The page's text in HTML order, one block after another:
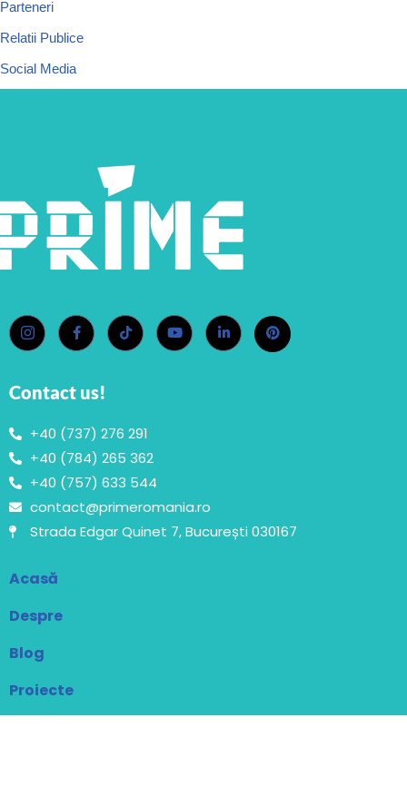
Parteneri
Relatii Publice
Social Media
Contact us!
+40 (737) 276 291
+40 (784) 265 362
+40 (757) 633 544
contact@primeromania.ro
Strada Edgar Quinet 7, București 030167
Acasă
Despre
Blog
Proiecte